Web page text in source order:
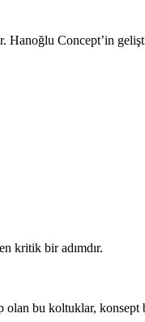
Hanoğlu Concept’in
kritik bir adımdır.
bu koltuklar, konsept